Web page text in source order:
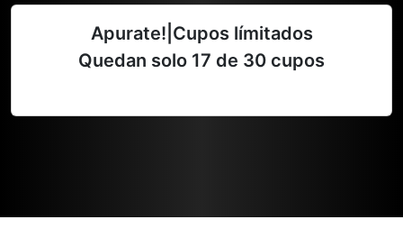
Apurate!|Cupos límitados
Quedan solo 17 de 30 cupos